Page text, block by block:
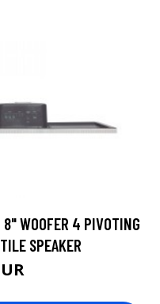
WOOFER 4 PIVOTING
SPEAKER